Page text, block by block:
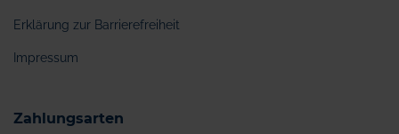
Erklärung zur Barrierefreiheit
Impressum
Zahlungsarten